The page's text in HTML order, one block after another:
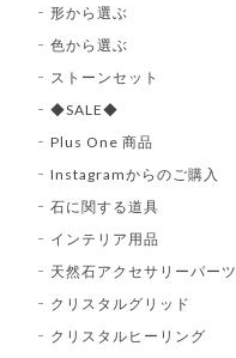
形から選ぶ
色から選ぶ
ストーンセット
◆SALE◆
Plus One 商品
Instagramからのご購入
石に関する道具
インテリア用品
天然石アクセサリーパーツ
クリスタルグリッド
クリスタルヒーリング